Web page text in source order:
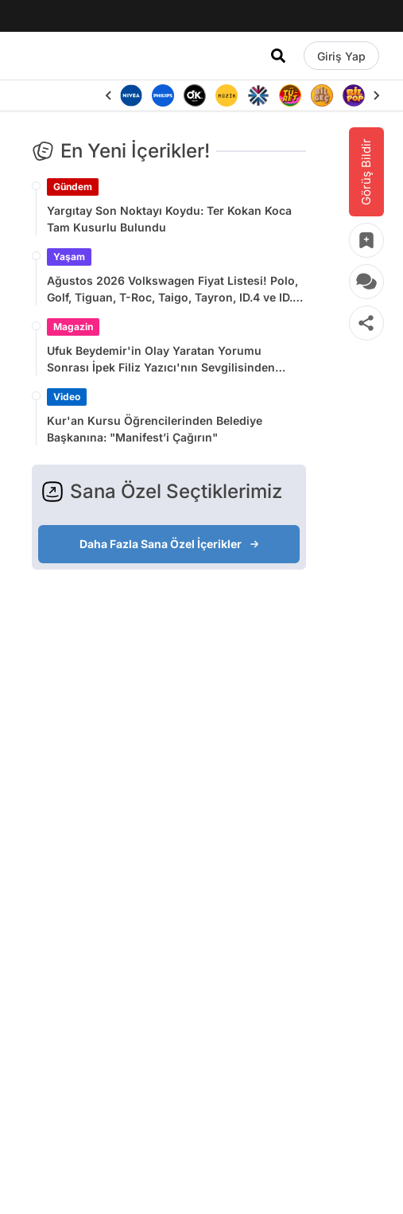
Giriş Yap
Görüş Bildir
En Yeni İçerikler!
Gündem
Yargıtay Son Noktayı Koydu: Ter Kokan Koca
Tam Kusurlu Bulundu
Yaşam
Ağustos 2026 Volkswagen Fiyat Listesi! Polo,
Golf, Tiguan, T-Roc, Taigo, Tayron, ID.4 ve ID.7
Magazin
Ufuk Beydemir'in Olay Yaratan Yorumu
Sonrası İpek Filiz Yazıcı'nın Sevgilisinden
Video
Kur'an Kursu Öğrencilerinden Belediye
Başkanına: "Manifest’i Çağırın"
Sana Özel Seçtiklerimiz
Daha Fazla Sana Özel İçerikler